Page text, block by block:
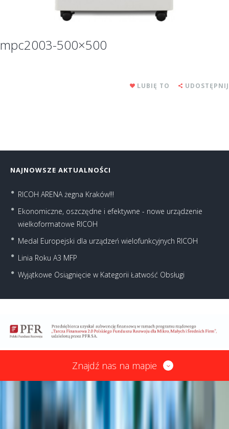
mpc2003-500×500
LUBIĘ TO UDOSTĘPNIJ
NAJNOWSZE AKTUALNOŚCI
RICOH ARENA żegna Kraków!!!
Ekonomiczne, oszczędne i efektywne - nowe urządzenie
wielkoformatowe RICOH
Medal Europejski dla urządzeń wielofunkcyjnych RICOH
Linia Roku A3 MFP
Wyjątkowe Osiągnięcie w Kategorii Łatwość Obsługi
Znajdź nas na mapie